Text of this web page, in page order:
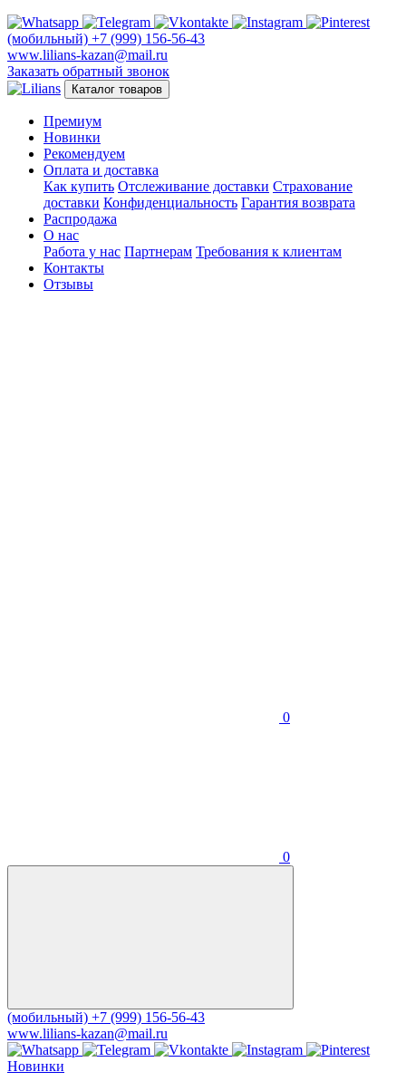
(мобильный) +7 (999) 156-56-43
www.lilians-kazan@mail.ru
Заказать обратный звонок
Каталог товаров
Премиум
Новинки
Рекомендуем
Оплата и доставка
Как купить Отслеживание доставки Страхование
доставки Конфиденциальность Гарантия возврата
Распродажа
О нас
Работа у нас Партнерам Требования к клиентам
Контакты
Отзывы
0
0
(мобильный) +7 (999) 156-56-43
www.lilians-kazan@mail.ru
Новинки